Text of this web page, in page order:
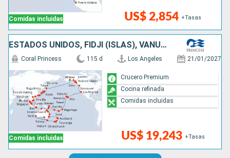
Comidas incluidas US$ 2,854 +Tasas
ESTADOS UNIDOS, FIDJI (ISLAS), VANUATU, PAPÚA NUEVA GUINEA, NUEVA ZELANDA, AUSTRALIA, INDONESIA, SINGAPUR, TAILANDIA, MALASIA, VIETNAM, CHINA, TAIWÁN, JAPÓN, CANADÁ
Comidas incluidas
Coral Princess 115 d Los Angeles 21/01/2027
US$ 19,243 +Tasas
Crucero Premium
Cocina refinada
Comidas incluidas